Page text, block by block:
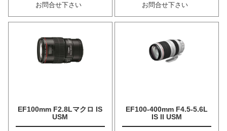
お問合せ下さい
お問合せ下さい
EF100mm F2.8Lマクロ IS
USM
EF100-400mm F4.5-5.6L
IS II USM